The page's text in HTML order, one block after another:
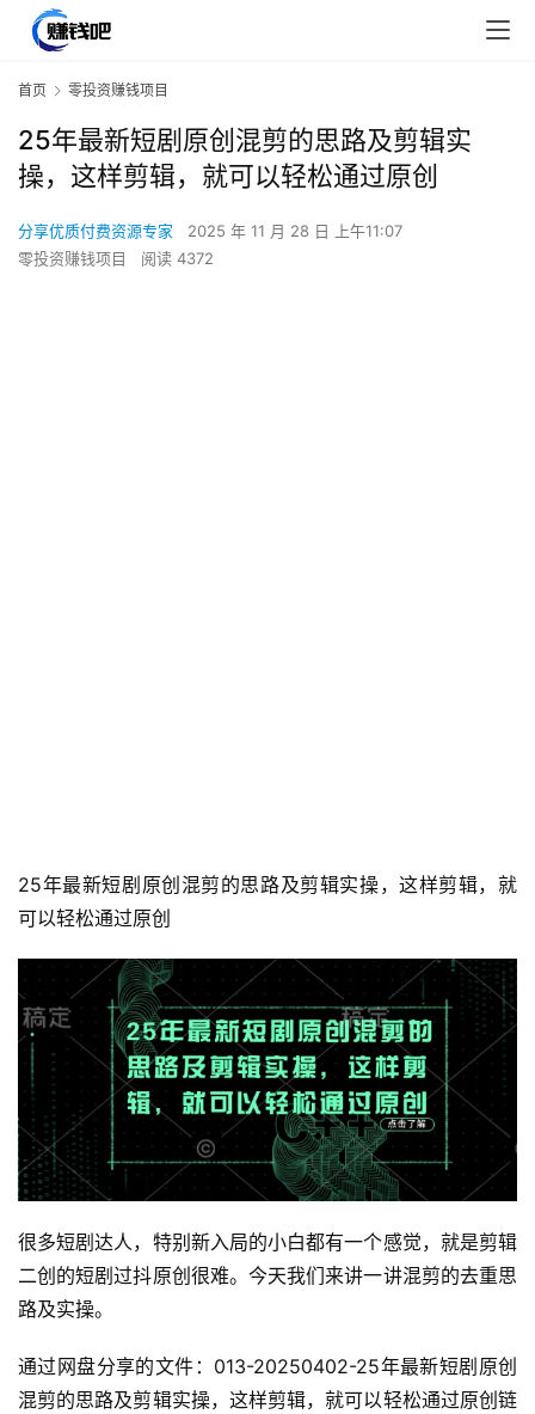
首页 零投资赚钱项目
25年最新短剧原创混剪的思路及剪辑实
操，这样剪辑，就可以轻松通过原创
分享优质付费资源专家
2025 年 11 月 28 日 上午11:07
零投资赚钱项目
阅读 4372
25年最新短剧原创混剪的思路及剪辑实操，这样剪辑，就
可以轻松通过原创
很多短剧达人，特别新入局的小白都有一个感觉，就是剪辑
二创的短剧过抖原创很难。今天我们来讲一讲混剪的去重思
路及实操。
通过网盘分享的文件：013-20250402-25年最新短剧原创
混剪的思路及剪辑实操，这样剪辑，就可以轻松通过原创链